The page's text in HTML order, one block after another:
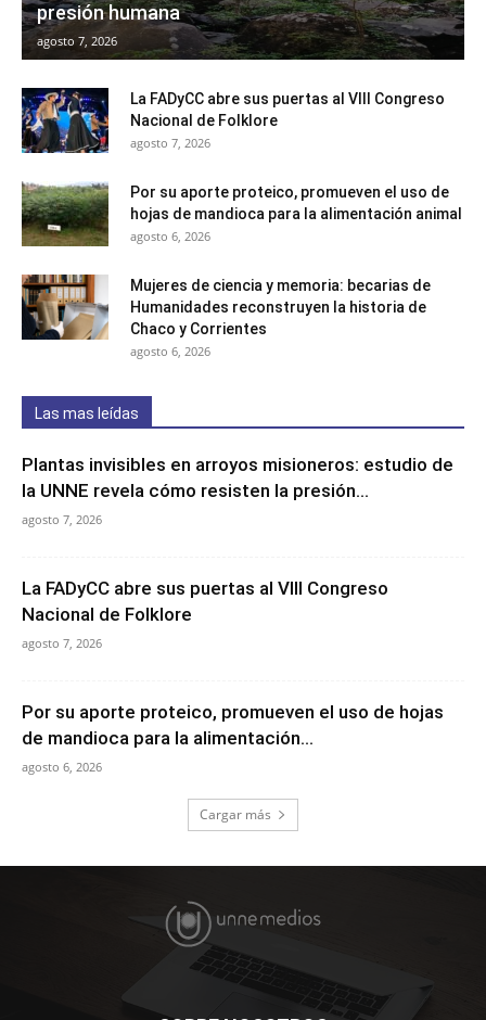
presión humana
agosto 7, 2026
La FADyCC abre sus puertas al VIII Congreso
Nacional de Folklore
agosto 7, 2026
Por su aporte proteico, promueven el uso de
hojas de mandioca para la alimentación animal
agosto 6, 2026
Mujeres de ciencia y memoria: becarias de
Humanidades reconstruyen la historia de
Chaco y Corrientes
agosto 6, 2026
Las mas leídas
Plantas invisibles en arroyos misioneros: estudio de
la UNNE revela cómo resisten la presión...
agosto 7, 2026
La FADyCC abre sus puertas al VIII Congreso
Nacional de Folklore
agosto 7, 2026
Por su aporte proteico, promueven el uso de hojas
de mandioca para la alimentación...
agosto 6, 2026
Cargar más